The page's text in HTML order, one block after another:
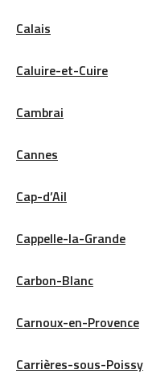
Calais
Caluire-et-Cuire
Cambrai
Cannes
Cap-d’Ail
Cappelle-la-Grande
Carbon-Blanc
Carnoux-en-Provence
Carrières-sous-Poissy